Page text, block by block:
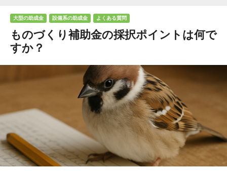
大型の助成金 設備系の助成金 よくある質問
ものづくり補助金の採択ポイントは何で
すか？